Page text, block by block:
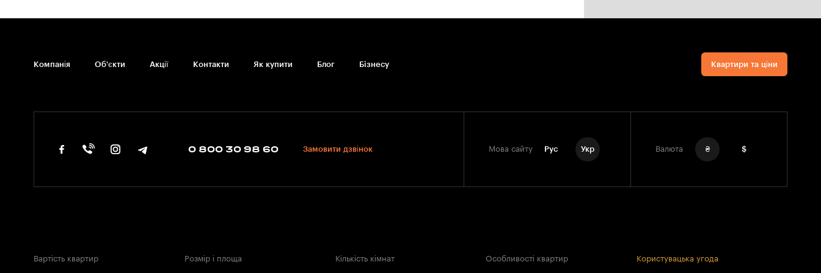
Компанія Об'єкти Акції Контакти Як купити Блог Бiзнесу Квартири та ціни
0 800 30 98 60 Замовити дзвінок Мова сайту Рус Укр Валюта ₴ $
Вартість квартир Розмір і площа Кількість кімнат Особливості квартир Користувацька угода